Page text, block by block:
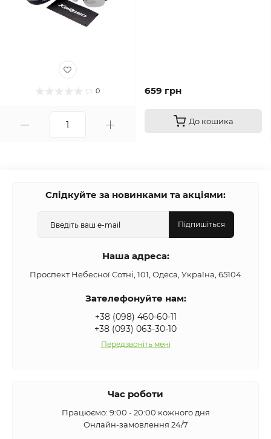
0 659 грн
До кошика
Слідкуйте за новинками та акціями:
Підпишіться
Наша адреса:
Проспект Небесної Сотні, 101, Одеса, Україна, 65104
Зателефонуйте нам:
+38 (098) 460-60-11
+38 (093) 063-30-10
Передзвоніть мені
Час роботи
Працюємо: 9:00 - 20:00 кожного дня
Онлайн-замовлення 24/7